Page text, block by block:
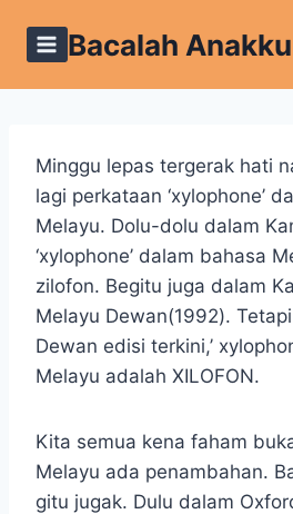
Bacalah
Minggu lepas tergerak hati
lagi perkataan ‘xylophone’
Melayu. Dolu-dolu dalam
‘xylophone’ dalam bahasa
zilofon. Begitu juga dalam
Melayu Dewan(1992).
Dewan edisi terkini,’
Melayu adalah XILOFON.
Kita semua kena faham
Melayu ada penambahan.
gitu jugak. Dulu dalam